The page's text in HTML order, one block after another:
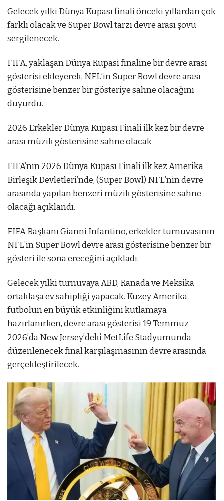
Gelecek yılki Dünya Kupası finali önceki yıllardan çok
farklı olacak ve Super Bowl tarzı devre arası şovu
sergilenecek.
FIFA, yaklaşan Dünya Kupasi finaline bir devre arası
gösterisi ekleyerek, NFL’in Super Bowl devre arası
gösterisine benzer bir gösteriye sahne olacağını
duyurdu.
2026 Erkekler Dünya Kupası Finali ilk kez bir devre
arası müzik gösterisine sahne olacak
FIFA’nın 2026 Dünya Kupası Finali ilk kez Amerika
Birleşik Devletleri’nde, (Super Bowl) NFL’nin devre
arasında yapılan benzeri müzik gösterisine sahne
olacağı açıklandı.
FIFA Başkanı Gianni Infantino, erkekler turnuvasının
NFL’in Super Bowl devre arası gösterisine benzer bir
gösteri ile sona ereceğini açıkladı.
Gelecek yılki turnuvaya ABD, Kanada ve Meksika
ortaklaşa ev sahipliği yapacak. Kuzey Amerika
futbolun en büyük etkinliğini kutlamaya
hazırlanırken, devre arası gösterisi 19 Temmuz
2026’da New Jersey’deki MetLife Stadyumunda
düzenlenecek final karşılaşmasının devre arasında
gerçekleştirilecek.